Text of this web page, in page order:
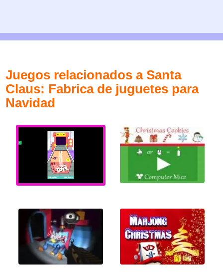
Juegos relacionados a Santa
Claus: Fabrica de juguetes para
Navidad